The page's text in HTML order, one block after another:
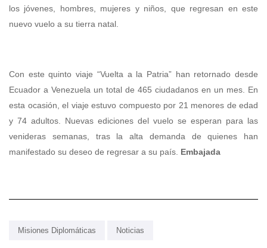
los jóvenes, hombres, mujeres y niños, que regresan en este
nuevo vuelo a su tierra natal.
Con este quinto viaje “Vuelta a la Patria” han retornado desde
Ecuador a Venezuela un total de 465 ciudadanos en un mes. En
esta ocasión, el viaje estuvo compuesto por 21 menores de edad
y 74 adultos. Nuevas ediciones del vuelo se esperan para las
venideras semanas, tras la alta demanda de quienes han
manifestado su deseo de regresar a su país. Embajada
Misiones Diplomáticas Noticias